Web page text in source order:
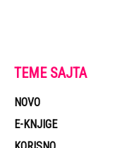
TEME SAJTA
NOVO
E-KNJIGE